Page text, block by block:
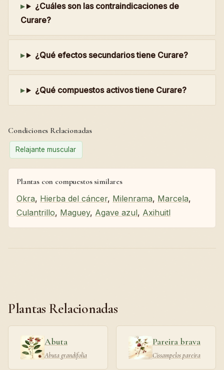
¿Cuáles son las contraindicaciones de
Curare?
¿Qué efectos secundarios tiene Curare?
¿Qué compuestos activos tiene Curare?
Condiciones Relacionadas
Relajante muscular
Plantas con compuestos similares
Okra, Hierba del cáncer, Milenrama, Marcela,
Culantrillo, Maguey, Agave azul, Axihuitl
Plantas Relacionadas
Abuta
Abuta grandifolia
Pareira brava
Cissampelos pareira